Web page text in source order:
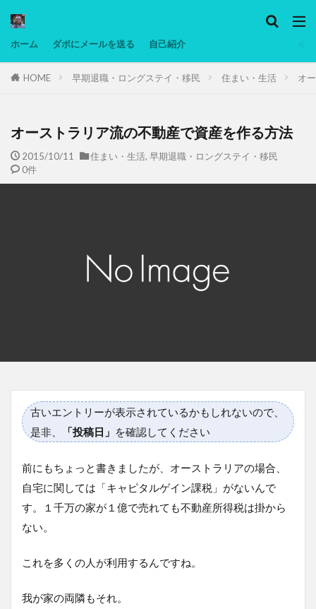
ホーム ダボにメールを送る 自己紹介
HOME 早期退職・ロングステイ・移民 住まい・生活 オ
オーストラリア流の不動産で資産を作る方法
2015/10/11 住まい・生活, 早期退職・ロングステイ・移民
0件
古いエントリーが表示されているかもしれないので、
是非、
「投稿日」 を確認してください
前にもちょっと書きましたが、オーストラリアの場合、
自宅に関しては「キャピタルゲイン課税」がないんで
す。１千万の家が１億で売れても不動産所得税は掛から
ない。
これを多くの人が利用するんですね。
我が家の両隣もそれ。
タグ
マレーシア動画
ヨーグルト